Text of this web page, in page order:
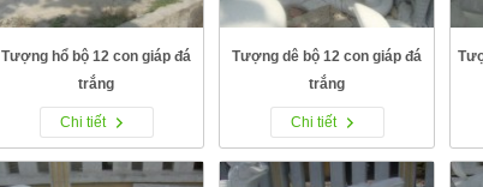
Tượng hổ bộ 12 con giáp đá
trắng
Chi tiết
Tượng dê bộ 12 con giáp đá
trắng
Chi tiết